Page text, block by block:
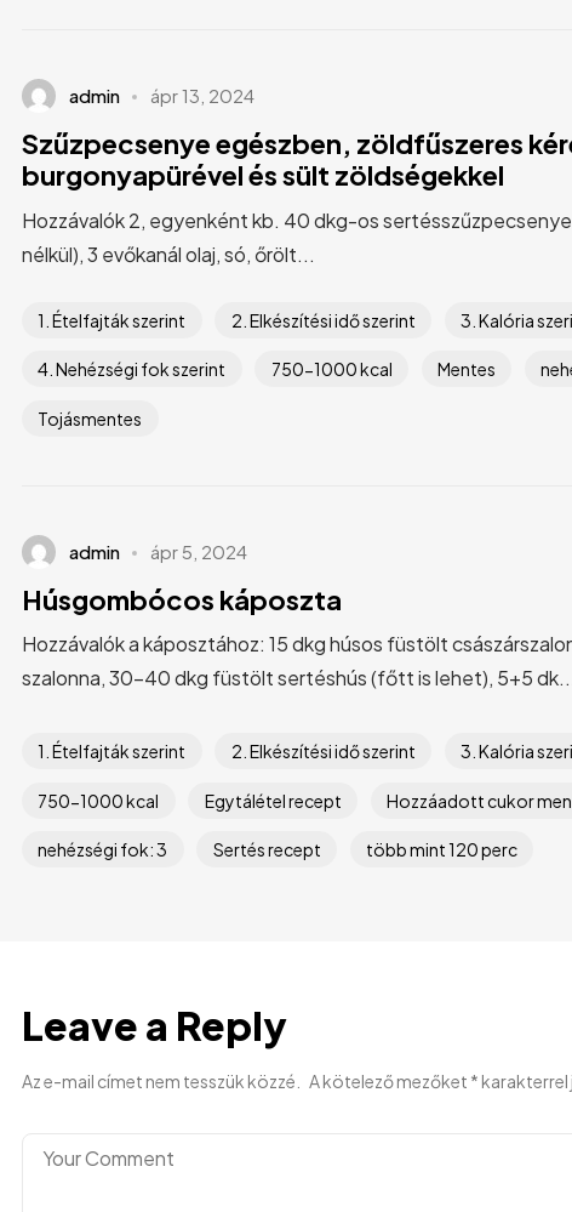
admin ápr 13, 2024
Szűzpecsenye egészben, zöldfűszeres
burgonyapürével és sült zöldségekkel
Hozzávalók 2, egyenként kb. 40 dkg-os
nélkül), 3 evőkanál olaj, só, őrölt...
1. Ételfajták szerint 2. Elkészítési idő szerint 3. Kalória
4. Nehézségi fok szerint 750-1000 kcal Mentes
Tojásmentes
admin ápr 5, 2024
Húsgombócos káposzta
Hozzávalók a káposztához: 15 dkg húsos füstölt
szalonna, 30-40 dkg füstölt sertéshús (főtt is lehet), 5+5
1. Ételfajták szerint 2. Elkészítési idő szerint 3. Kalória
750-1000 kcal Egytálétel recept Hozzáadott cukor
nehézségi fok: 3 Sertés recept több mint 120 perc
Leave a Reply
Az e-mail címet nem tesszük közzé. A kötelező mezőket *